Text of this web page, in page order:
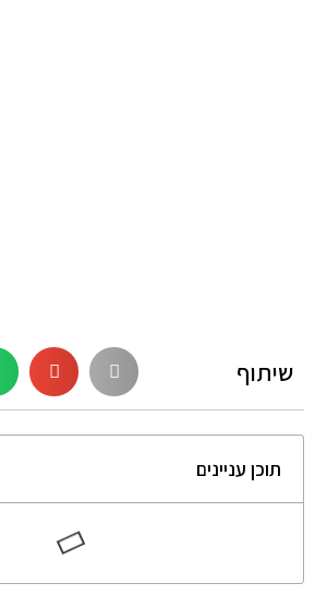
שיתוף
תוכן עניינים